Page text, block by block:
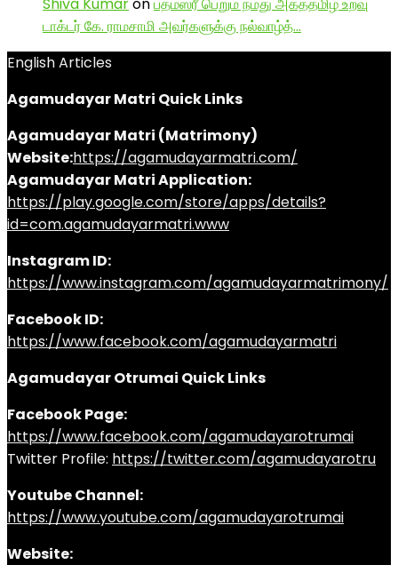
டாக்டர் கே. ராமசாமி அவர்களுக்கு நல்வாழ்த்…
English Articles
Agamudayar Matri Quick Links
Agamudayar Matri (Matrimony)
Website:https://agamudayarmatri.com/
Agamudayar Matri Application:
https://play.google.com/store/apps/details?
id=com.agamudayarmatri.www
Instagram ID:
https://www.instagram.com/agamudayarmatrimony/
Facebook ID:
https://www.facebook.com/agamudayarmatri
Agamudayar Otrumai Quick Links
Facebook Page:
https://www.facebook.com/agamudayarotrumai
Twitter Profile: https://twitter.com/agamudayarotru
Youtube Channel:
https://www.youtube.com/agamudayarotrumai
Website: